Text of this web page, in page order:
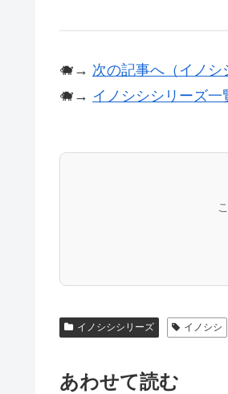
🐗→ 次の記事へ（イノ
🐗→ イノシシシリーズ一
イノシシシリーズ イノシシ
あわせて読む